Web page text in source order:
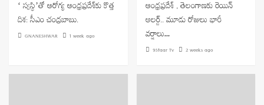
‘ స్వస్థి’తో ఆరోగ్య ఆంధ్రప్రదేశ్‌కు కొత్త
దిశ: సీఎం చంద్రబాబు.
GNANESHWAR 1 week ago
ఆంధ్రప్రదేశ్ , తెలంగాణకు రెయిన్
అలర్ట్.. మూడు రోజులు భారీ
వర్షాలు…
9Staar Tv 2 weeks ago